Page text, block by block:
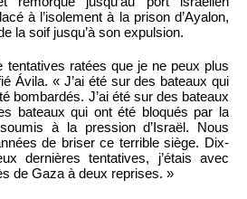
à l’isolement à la prison d’Ayalon,
la soif jusqu’à son expulsion.
tentatives ratées que je ne peux plus
Ávila. « J’ai été sur des bateaux qui
bombardés. J’ai été sur des bateaux
bateaux qui ont été bloqués par la
à la pression d’Israël. Nous
de briser ce terrible siège. Dix-
dernières tentatives, j’étais avec
de Gaza à deux reprises. »